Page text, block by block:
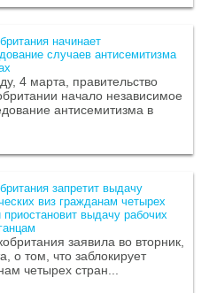
начинает
случаев антисемитизма
4 марта, правительство
начало независимое
антисемитизма в
запретит выдачу
виз гражданам четырех
приостановит выдачу рабочих
заявила во вторник,
о том, что заблокирует
четырех стран...